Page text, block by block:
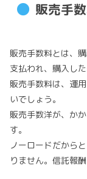
販売手
販売手数料とは、
支払われ、購入し
販売手数料は、運
いでしょう。
販売手数洋が、か
す。
ノーロードだから
りません。信託報